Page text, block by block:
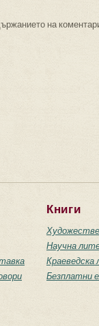
на
Книги
Научна
Безплатни